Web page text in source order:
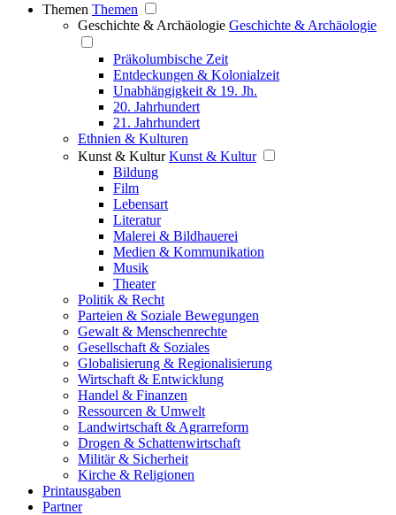
Themen Themen
Geschichte & Archäologie Geschichte & Archäologie
Präkolumbische Zeit
Entdeckungen & Kolonialzeit
Unabhängigkeit & 19. Jh.
20. Jahrhundert
21. Jahrhundert
Ethnien & Kulturen
Kunst & Kultur Kunst & Kultur
Bildung
Film
Lebensart
Literatur
Malerei & Bildhauerei
Medien & Kommunikation
Musik
Theater
Politik & Recht
Parteien & Soziale Bewegungen
Gewalt & Menschenrechte
Gesellschaft & Soziales
Globalisierung & Regionalisierung
Wirtschaft & Entwicklung
Handel & Finanzen
Ressourcen & Umwelt
Landwirtschaft & Agrarreform
Drogen & Schattenwirtschaft
Militär & Sicherheit
Kirche & Religionen
Printausgaben
Partner